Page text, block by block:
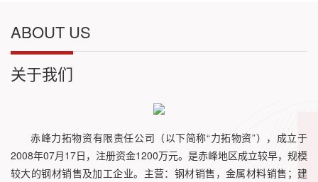
ABOUT US
关于我们
赤峰力拓物资有限责任公司（以下简称“力拓物资”），成立于
2008年07月17日，注册资金1200万元。是赤峰地区成立较早，规模
较大的钢材销售及加工企业。主营：钢材销售，金属材料销售；建